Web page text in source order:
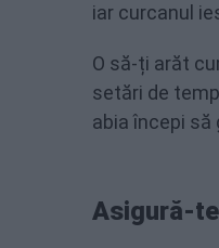
iar curcanul
O să-ți arăt
setări de
abia începi
Asigură-